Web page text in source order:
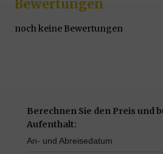
Bewertungen
noch keine Bewertungen
Berechnen Sie den Preis und
Aufenthalt:
An- und Abreisedatum